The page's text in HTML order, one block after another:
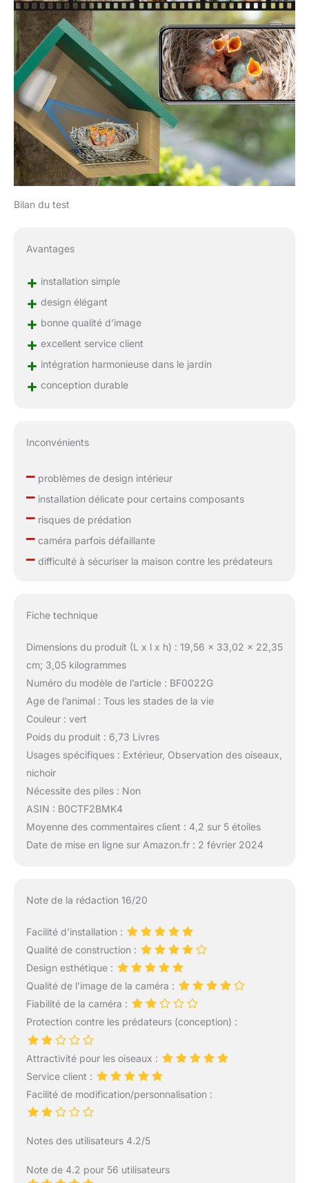
Bilan du test
Avantages
+ installation simple
+ design élégant
+ bonne qualité d’image
+ excellent service client
+ intégration harmonieuse dans le jardin
+ conception durable
Inconvénients
–problèmes de design intérieur
–installation délicate pour certains composants
–risques de prédation
–caméra parfois défaillante
–difficulté à sécuriser la maison contre les prédateurs
Fiche technique
Dimensions du produit (L x l x h) : 19,56 x 33,02 x 22,35
cm; 3,05 kilogrammes
Numéro du modèle de l’article : BF0022G
Age de l’animal : Tous les stades de la vie
Couleur : vert
Poids du produit : 6,73 Livres
Usages spécifiques : Extérieur, Observation des oiseaux,
nichoir
Nécessite des piles : Non
ASIN : B0CTF2BMK4
Moyenne des commentaires client : 4,2 sur 5 étoiles
Date de mise en ligne sur Amazon.fr : 2 février 2024
Note de la rédaction 16/20
Facilité d’installation :
Qualité de construction :
Design esthétique :
Qualité de l’image de la caméra :
Fiabilité de la caméra :
Protection contre les prédateurs (conception) :
Attractivité pour les oiseaux :
Service client :
Facilité de modification/personnalisation :
Notes des utilisateurs 4.2/5
Note de 4.2 pour 56 utilisateurs